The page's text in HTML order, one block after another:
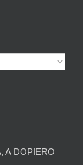
A DOPIERO